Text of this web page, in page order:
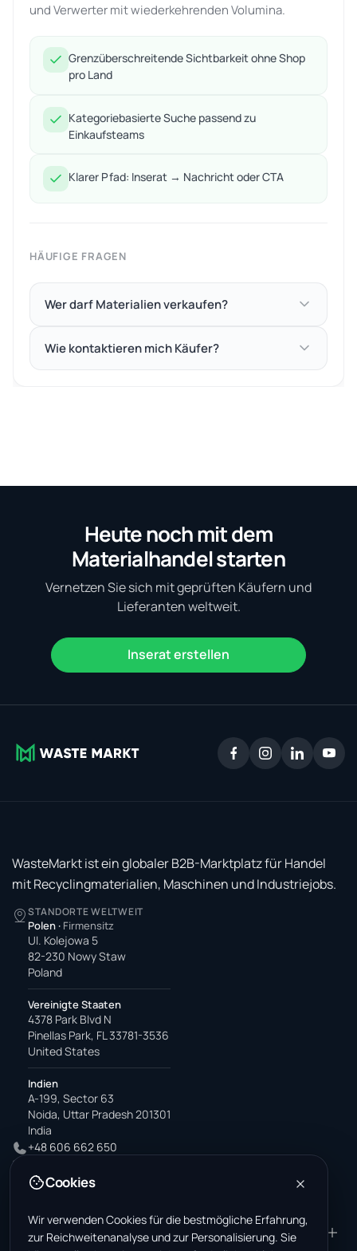
und Verwerter mit wiederkehrenden Volumina.
Grenzüberschreitende Sichtbarkeit ohne Shop
pro Land
Kategoriebasierte Suche passend zu
Einkaufsteams
Klarer Pfad: Inserat → Nachricht oder CTA
HÄUFIGE FRAGEN
Wer darf Materialien verkaufen?
Wie kontaktieren mich Käufer?
Heute noch mit dem
Materialhandel starten
Vernetzen Sie sich mit geprüften Käufern und
Lieferanten weltweit.
Inserat erstellen
WasteMarkt ist ein globaler B2B-Marktplatz für Handel
mit Recyclingmaterialien, Maschinen und Industriejobs.
STANDORTE WELTWEIT
Polen · Firmensitz
Ul. Kolejowa 5
82-230 Nowy Staw
Poland
Vereinigte Staaten
4378 Park Blvd N
Pinellas Park, FL 33781-3536
United States
Indien
A-199, Sector 63
Noida, Uttar Pradesh 201301
India
+48 606 662 650
office@wastemarkt.com
PRODUKT RESOURCES
Cookies
Wir verwenden Cookies für die bestmögliche Erfahrung,
zur Reichweitenanalyse und zur Personalisierung. Sie